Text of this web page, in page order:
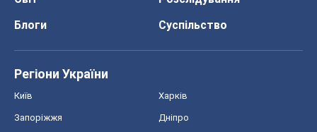
Блоги
Суспільство
Регіони України
Київ Харків
Запоріжжя Дніпро